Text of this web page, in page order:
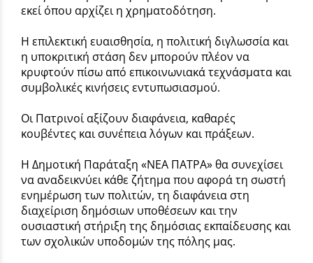
εκεί όπου αρχίζει η χρηματοδότηση.
Η επιλεκτική ευαισθησία, η πολιτική διγλωσσία και
η υποκριτική στάση δεν μπορούν πλέον να
κρυφτούν πίσω από επικοινωνιακά τεχνάσματα και
συμβολικές κινήσεις εντυπωσιασμού.
Οι Πατρινοί αξίζουν διαφάνεια, καθαρές
κουβέντες και συνέπεια λόγων και πράξεων.
Η Δημοτική Παράταξη «ΝΕΑ ΠΑΤΡΑ» θα συνεχίσει
να αναδεικνύει κάθε ζήτημα που αφορά τη σωστή
ενημέρωση των πολιτών, τη διαφάνεια στη
διαχείριση δημόσιων υποθέσεων και την
ουσιαστική στήριξη της δημόσιας εκπαίδευσης και
των σχολικών υποδομών της πόλης μας.